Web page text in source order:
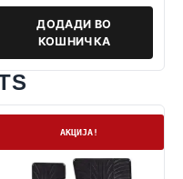
ДОДАДИ ВО
КОШНИЧКА
АКЦИЈА!